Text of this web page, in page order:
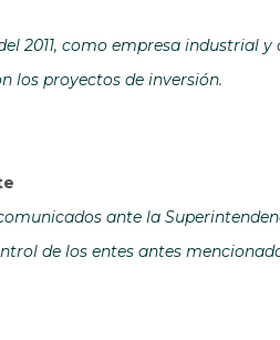
2011, como empresa industrial
los proyectos de inversión.
ante la
de los entes antes